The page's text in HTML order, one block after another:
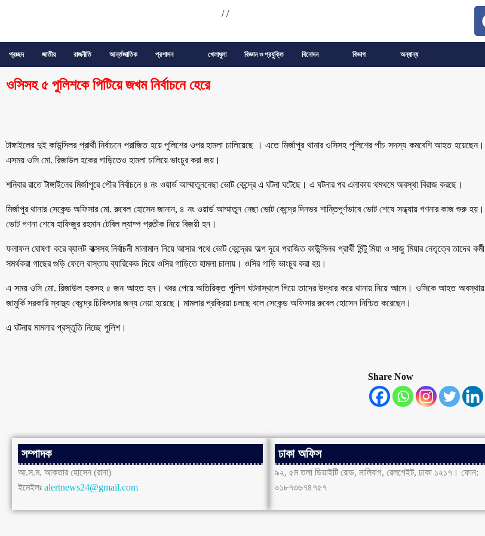
//
প্রচ্ছদ জাতীয় রাজনীতি আর্ন্তজাতিক প্রশাসন খেলাধুলা বিজ্ঞান ও প্রযুক্তি বিনোদন বিভাগ অন্যান্য
ওসিসহ ৫ পুলিশকে পিটিয়ে জখম নির্বাচনে হেরে
টাঙ্গাইলের দুই কাউন্সিলর প্রার্থী নির্বাচনে পরাজিত হয়ে পুলিশের ওপর হামলা চালিয়েছে । এতে মির্জাপুর থানার ওসিসহ পুলিশের পাঁচ সদস্য কমবেশি আহত হয়েছেন।
এসময় ওসি মো. রিজাউল হকের গাড়িতেও হামলা চালিয়ে ভাংচুর করা জয়।
শনিবার রাতে টাঙ্গাইলের মির্জাপুরে পৌর নির্বাচনে ৪ নং ওয়ার্ড আম্মাতুননেছা ভোট কেন্দ্রে এ ঘটনা ঘটেছে। এ ঘটনার পর এলাকায় থমথমে অবস্থা বিরাজ করছে।
মির্জাপুর থানার সেকেন্ড অফিসার মো. রুবেল হোসেন জানান, ৪ নং ওয়ার্ড আম্মাতুন নেছা ভোট কেন্দ্রে দিনভর শান্তিপূর্ণভাবে ভোট শেষে সন্ধ্যায় গণনার কাজ শুরু হয়।
ভোট গণনা শেষে হাফিজুর রহমান টেবিল ল্যাম্প প্রতীক নিয়ে বিজয়ী হন।
ফলাফল ঘোষণা করে ব্যালট বাক্সসহ নির্বাচনী মালামাল নিয়ে আসার পথে ভোট কেন্দ্রের অল্প দূরে পরাজিত কাউন্সিলর প্রার্থী মিন্টু মিয়া ও সাজু মিয়ার নেতৃত্বে তাদের কর্মী
সমর্থকরা গাছের গুড়ি ফেলে রাস্তায় ব্যারিকেড দিয়ে ওসির গাড়িতে হামলা চালায়। ওসির গাড়ি ভাংচুর করা হয়।
এ সময় ওসি মো. রিজাউল হকসহ ৫ জন আহত হন। খবর পেয়ে অতিরিক্ত পুলিশ ঘটনাস্থলে গিয়ে তাদের উদ্ধার করে থানায় নিয়ে আসে। ওসিকে আহত অবস্থায়
জামুর্কি সরকারি স্বাস্থ্য কেন্দ্রে চিকিৎসার জন্য নেয়া হয়েছে। মামলার প্রক্রিয়া চলছে বলে সেকেন্ড অফিসার রুবেল হোসেন নিশ্চিত করেছেন।
এ ঘটনায় মামলার প্রস্তুতি নিচ্ছে পুলিশ।
Share Now
সম্পাদক
আ.স.ম. আকতার হোসেন (রানা)
ইমেইলঃ alertnews24@gmail.com
ঢাকা অফিস
৯২, ৫ম তলা ডিয়াইটি রোড, মালিবাগ, রেলগেইট, ঢাকা ১২১৭। ফোন:
০১৮৭৩৬৭৪৭৫৭